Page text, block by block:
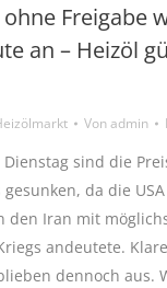
Freigabe
an – Heizöl
Vonadmin
sind die
da die
den Iran mit
andeutete.
dennoch aus.